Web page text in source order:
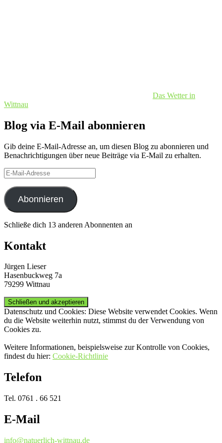
Das Wetter in
Wittnau
Blog via E-Mail abonnieren
Gib deine E-Mail-Adresse an, um diesen Blog zu abonnieren und
Benachrichtigungen über neue Beiträge via E-Mail zu erhalten.
E-
Mail-
Adresse
Abonnieren
Schließe dich 13 anderen Abonnenten an
Kontakt
Jürgen Lieser
Hasenbuckweg 7a
79299 Wittnau
Datenschutz und Cookies: Diese Website verwendet Cookies. Wenn
du die Website weiterhin nutzt, stimmst du der Verwendung von
Cookies zu.
Weitere Informationen, beispielsweise zur Kontrolle von Cookies,
findest du hier: Cookie-Richtlinie
Telefon
Tel. 0761 . 66 521
E-Mail
info@natuerlich-wittnau.de